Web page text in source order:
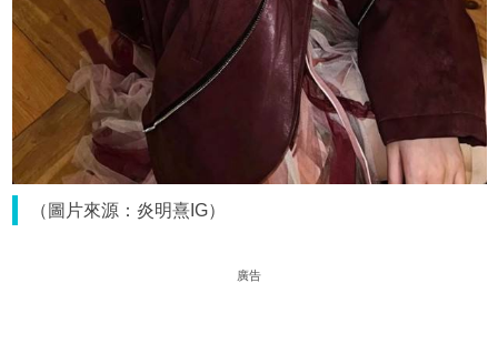
（圖片來源：炎明熹IG）
廣告